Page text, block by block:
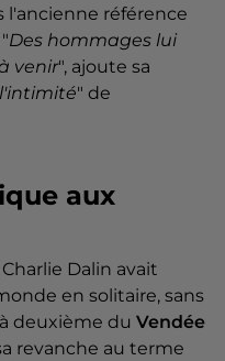
l'ancienne référence
Des hommages lui
venir", ajoute sa
" de
aux
Dalin avait
en solitaire, sans
deuxième du Vendée
revanche au terme